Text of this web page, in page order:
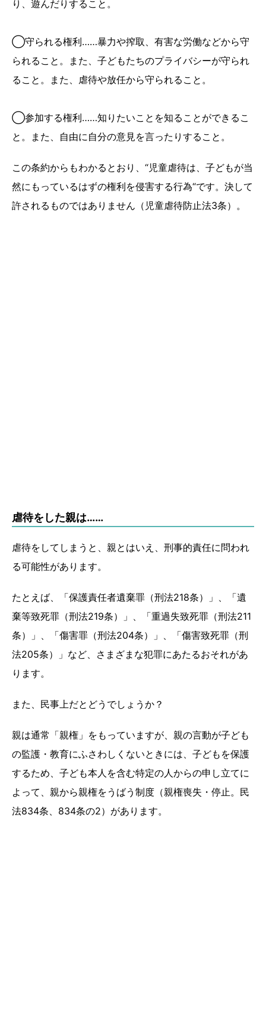
り、遊んだりすること。
◯守られる権利……暴力や搾取、有害な労働などから守
られること。また、子どもたちのプライバシーが守られ
ること。また、虐待や放任から守られること。
◯参加する権利……知りたいことを知ることができるこ
と。また、自由に自分の意見を言ったりすること。
この条約からもわかるとおり、“児童虐待は、子どもが当
然にもっているはずの権利を侵害する行為“です。決して
許されるものではありません（児童虐待防止法3条）。
虐待をした親は……
虐待をしてしまうと、親とはいえ、刑事的責任に問われ
る可能性があります。
たとえば、「保護責任者遺棄罪（刑法218条）」、「遺
棄等致死罪（刑法219条）」、「重過失致死罪（刑法211
条）」、「傷害罪（刑法204条）」、「傷害致死罪（刑
法205条）」など、さまざまな犯罪にあたるおそれがあ
ります。
また、民事上だとどうでしょうか？
親は通常「親権」をもっていますが、親の言動が子ども
の監護・教育にふさわしくないときには、子どもを保護
するため、子ども本人を含む特定の人からの申し立てに
よって、親から親権をうばう制度（親権喪失・停止。民
法834条、834条の2）があります。